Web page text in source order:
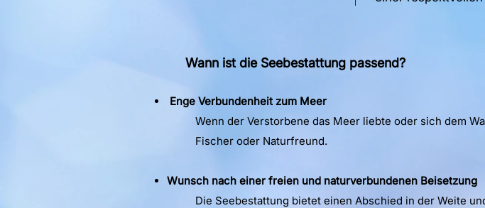
Wann ist die Seebestattung passend?
Enge Verbundenheit zum Meer
Wenn der Verstorbene das Meer liebte oder sich dem
Fischer oder Naturfreund.
Wunsch nach einer freien und naturverbundenen Beisetzung
Die Seebestattung bietet einen Abschied in der Weite